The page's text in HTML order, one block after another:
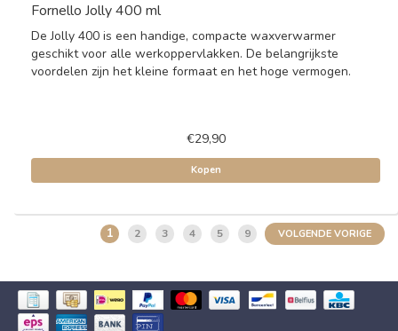
Fornello Jolly 400 ml
De Jolly 400 is een handige, compacte waxverwarmer
geschikt voor alle werkoppervlakken. De belangrijkste
voordelen zijn het kleine formaat en het hoge vermogen.
€29,90
Kopen
1 2 3 4 5 9 VOLGENDE VORIGE